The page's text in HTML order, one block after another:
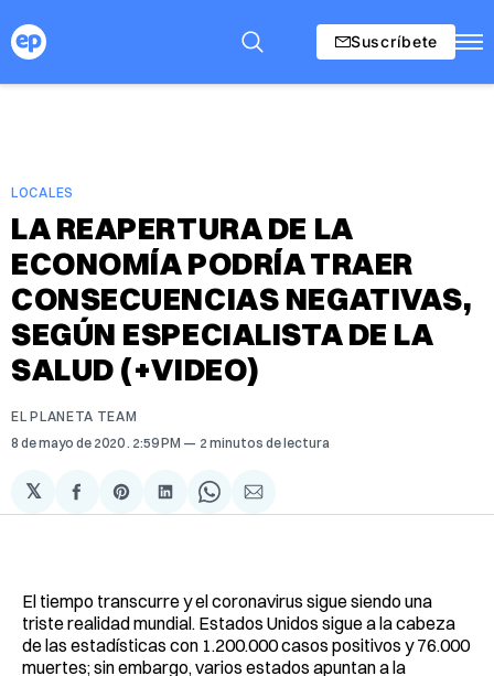
Suscríbete
LOCALES
LA REAPERTURA DE LA
ECONOMÍA PODRÍA TRAER
CONSECUENCIAS NEGATIVAS,
SEGÚN ESPECIALISTA DE LA
SALUD (+VIDEO)
EL PLANETA TEAM
8 de mayo de 2020 . 2:59 PM 2 minutos de lectura
𝕏
Compartir
en
Share
on
Compartir
en
Share
on
Compartir
via
El tiempo transcurre y el coronavirus sigue siendo una
triste realidad mundial. Estados Unidos sigue a la cabeza
de las estadísticas con 1.200.000 casos positivos y 76.000
muertes; sin embargo, varios estados apuntan a la